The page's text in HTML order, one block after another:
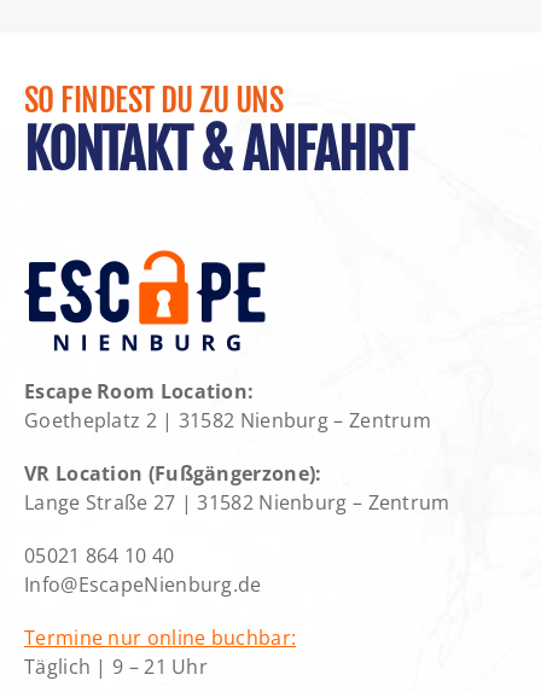
SO FINDEST DU ZU UNS
KONTAKT & ANFAHRT
Escape Room Location:
Goetheplatz 2 | 31582 Nienburg – Zentrum
VR Location (Fußgängerzone):
Lange Straße 27 | 31582 Nienburg – Zentrum
05021 864 10 40
Info@EscapeNienburg.de
Termine nur online buchbar:
Täglich | 9 – 21 Uhr